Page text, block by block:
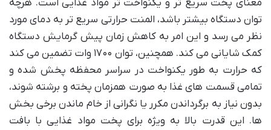
معنای پخت سریع تر و یکنواخت تر مواد غذایی است. هرچه
توان دستگاه بیشتر باشد، المنت حرارتی سریع تر به دمای مورد
نظر می رسد و این امر به کاهش زمان پیش گرمایش دستگاه
کمک شایانی می کند. همچنین، توان ۱۷۰۰ وات تضمین می کند
که حرارت به طور یکنواخت در سراسر محفظه پخش شده و
تمامی قسمت های غذا به صورت همزمان پخته و برشته شوند،
بدون نیاز به برگرداندن مکرر یا نگرانی از خام ماندن برخی بخش
ها. این قدرت بالا به ویژه برای پخت مواد غذایی با بافت